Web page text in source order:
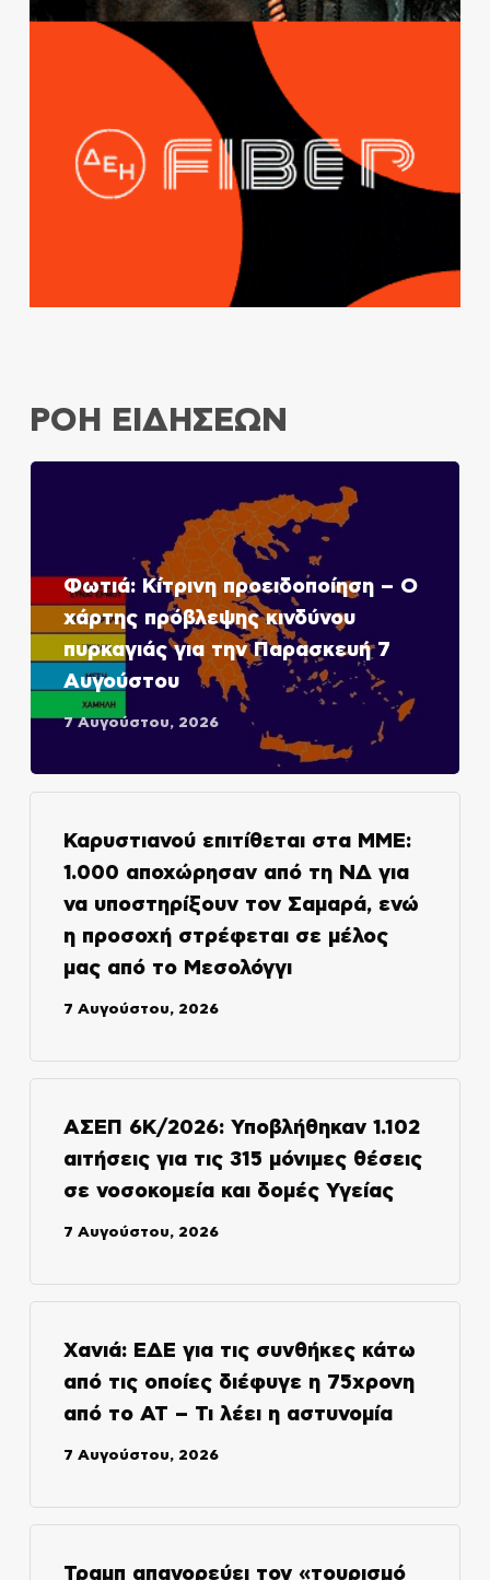
ΡΟΗ ΕΙΔΗΣΕΩΝ
Φωτιά: Κίτρινη προειδοποίηση – Ο
χάρτης πρόβλεψης κινδύνου
πυρκαγιάς για την Παρασκευή 7
Αυγούστου
7 Αυγούστου, 2026
Καρυστιανού επιτίθεται στα ΜΜΕ:
1.000 αποχώρησαν από τη ΝΔ για
να υποστηρίξουν τον Σαμαρά, ενώ
η προσοχή στρέφεται σε μέλος
μας από το Μεσολόγγι
7 Αυγούστου, 2026
ΑΣΕΠ 6Κ/2026: Υποβλήθηκαν 1.102
αιτήσεις για τις 315 μόνιμες θέσεις
σε νοσοκομεία και δομές Υγείας
7 Αυγούστου, 2026
Χανιά: ΕΔΕ για τις συνθήκες κάτω
από τις οποίες διέφυγε η 75χρονη
από το ΑΤ – Τι λέει η αστυνομία
7 Αυγούστου, 2026
Τραμπ απαγορεύει τον «τουρισμό